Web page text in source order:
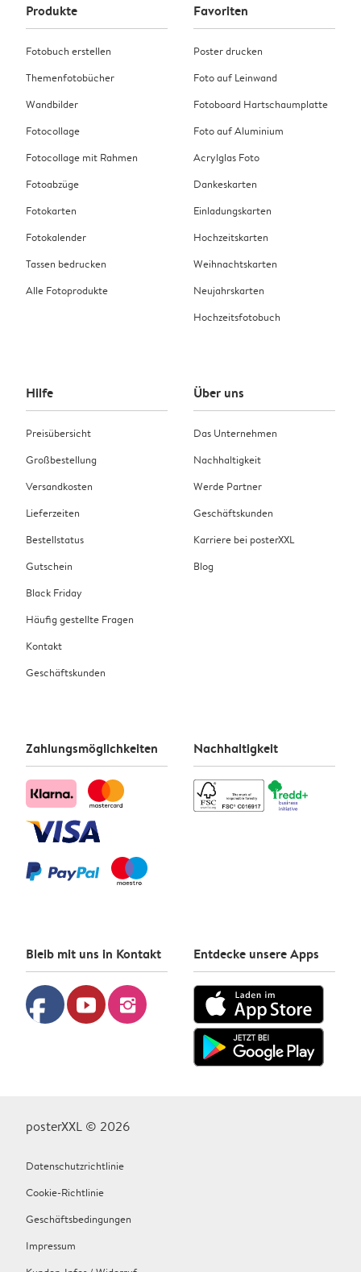
Produkte
Fotobuch erstellen
Themenfotobücher
Wandbilder
Fotocollage
Fotocollage mit Rahmen
Fotoabzüge
Fotokarten
Fotokalender
Tassen bedrucken
Alle Fotoprodukte
Favoriten
Poster drucken
Foto auf Leinwand
Fotoboard Hartschaumplatte
Foto auf Aluminium
Acrylglas Foto
Dankeskarten
Einladungskarten
Hochzeitskarten
Weihnachtskarten
Neujahrskarten
Hochzeitsfotobuch
Hilfe
Preisübersicht
Großbestellung
Versandkosten
Lieferzeiten
Bestellstatus
Gutschein
Black Friday
Häufig gestellte Fragen
Kontakt
Geschäftskunden
Über uns
Das Unternehmen
Nachhaltigkeit
Werde Partner
Geschäftskunden
Karriere bei posterXXL
Blog
Zahlungsmöglichkeiten Nachhaltigkeit
Bleib mit uns in Kontakt
facebook youtube instagram
Entdecke unsere Apps
posterXXL © 2026
Datenschutzrichtlinie
Cookie-Richtlinie
Geschäftsbedingungen
Impressum